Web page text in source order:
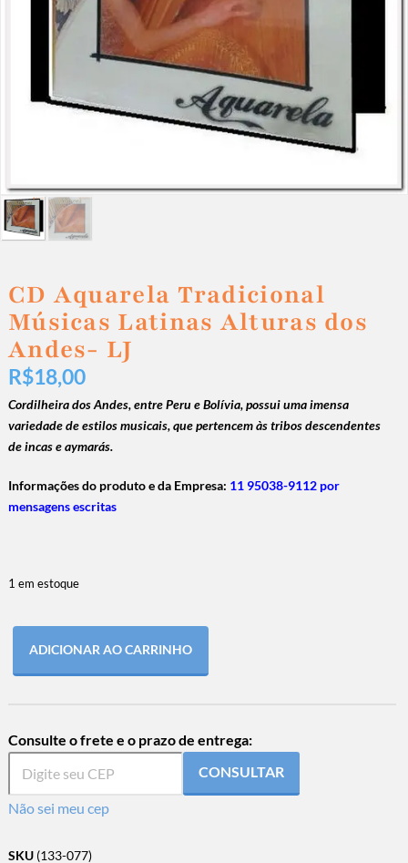
CD Aquarela Tradicional
Músicas Latinas Alturas dos
Andes- LJ
R$18,00
Cordilheira dos Andes, entre Peru e Bolívia, possui uma imensa
variedade de estilos musicais, que pertencem às tribos descendentes
de incas e aymarás.
Informações do produto e da Empresa: 11 95038-9112 por
mensagens escritas
1 em estoque
ADICIONAR AO CARRINHO
Consulte o frete e o prazo de entrega:
CONSULTAR
Não sei meu cep
SKU (133-077)